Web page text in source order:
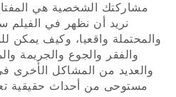
مشاركتك الشخصية هي
نريد أن نظهر في الفيلم
والمحتملة واقعيا، وكيف يمكن
والفقر والجوع والجريمة
والعديد من المشاكل الأخرى
مستوحى من أحداث حقيقية